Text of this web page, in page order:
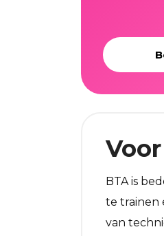
BTA is
te trainen
van